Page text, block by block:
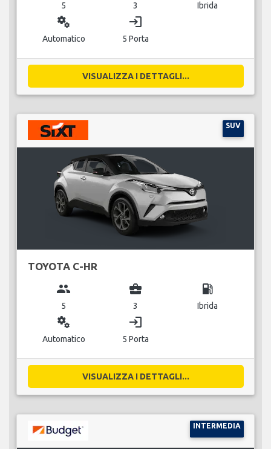
5 3 Ibrida
miscellaneous_services
Automatico
login
5 Porta
VISUALIZZA I DETTAGLI...
SUV
TOYOTA C-HR
group
5
business_center
3
local_gas_station
Ibrida
miscellaneous_services
Automatico
login
5 Porta
VISUALIZZA I DETTAGLI...
INTERMEDIA